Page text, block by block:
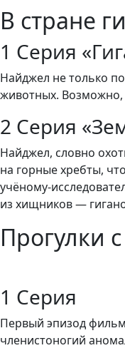
В стране
1 Серия
Найджел не только
животных. Возможно,
2 Серия
Найджел, словно
на горные хребты,
учёному-
из хищников —
Прогулки
1 Серия
Первый эпизод
членистоногий